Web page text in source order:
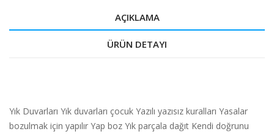
AÇIKLAMA
ÜRÜN DETAYI
Yık Duvarları Yık duvarları çocuk Yazılı yazısız kuralları Yasalar
bozulmak için yapılır Yap boz Yık parçala dağıt Kendi doğrunu